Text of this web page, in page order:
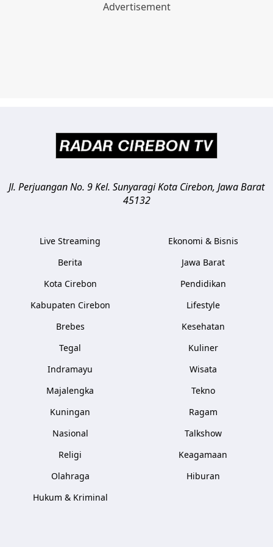
Jl. Perjuangan No. 9 Kel. SunyaragiKota Cirebon, Jawa Barat
45132
Live Streaming
Berita
Kota Cirebon
Kabupaten Cirebon
Brebes
Tegal
Indramayu
Majalengka
Kuningan
Nasional
Religi
Olahraga
Hukum & Kriminal
Ekonomi & Bisnis
Jawa Barat
Pendidikan
Lifestyle
Kesehatan
Kuliner
Wisata
Tekno
Ragam
Talkshow
Keagamaan
Hiburan